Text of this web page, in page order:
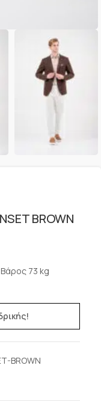
BROWN
73 kg
BROWN